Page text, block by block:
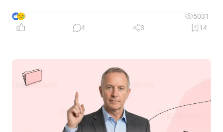
далі
9
5031
4
3 14